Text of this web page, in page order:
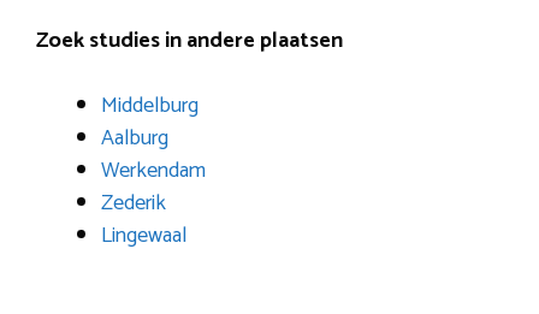
Zoek studies in andere plaatsen
Middelburg
Aalburg
Werkendam
Zederik
Lingewaal